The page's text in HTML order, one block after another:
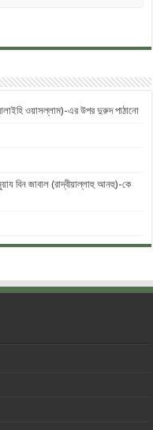
ওয়াসল্লাম)-এর উপর দুরুদ ‎পাঠানো
বিন জাবাল (রাদ্বীয়াল্লাহু আনহু)-কে